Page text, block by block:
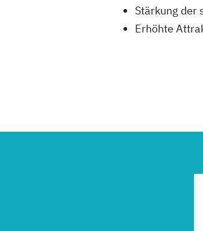
Stärkung der
Erhöhte